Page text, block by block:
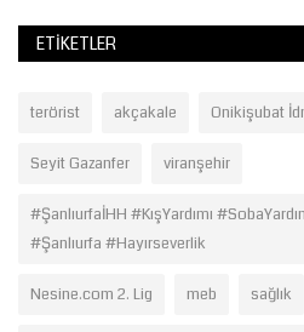
ETIKETLER
terörist akçakale Onikişubat
Seyit Gazanfer viranşehir
#ŞanlıurfaİHH #KışYardımı
#Şanlıurfa #Hayırseverlik
Nesine.com 2. Lig meb sağlık